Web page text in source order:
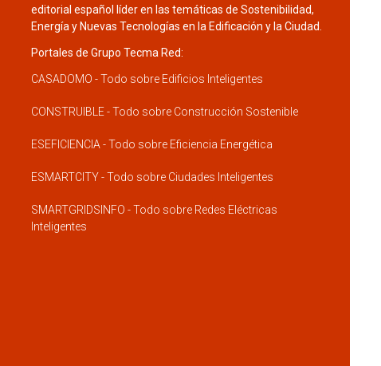
editorial español líder en las temáticas de Sostenibilidad,
Energía y Nuevas Tecnologías en la Edificación y la Ciudad.
Portales de Grupo Tecma Red:
CASADOMO - Todo sobre Edificios Inteligentes
CONSTRUIBLE - Todo sobre Construcción Sostenible
ESEFICIENCIA - Todo sobre Eficiencia Energética
ESMARTCITY - Todo sobre Ciudades Inteligentes
SMARTGRIDSINFO - Todo sobre Redes Eléctricas
Inteligentes